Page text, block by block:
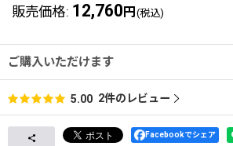
販売価格: 12,760 円 (税込)
ご購入いただけます
5.00 2件のレビュー
Facebookでシェア